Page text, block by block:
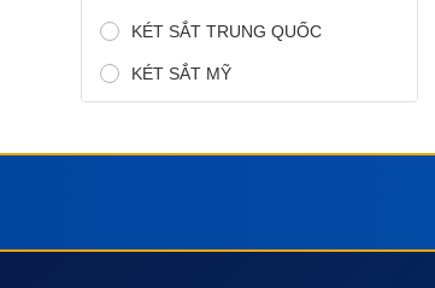
KÉT SẮT TRUNG QUỐC
KÉT SẮT MỸ